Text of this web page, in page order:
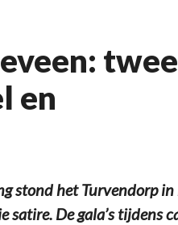
twee
en
stond het Turvendorp
satire. De gala’s tijdens